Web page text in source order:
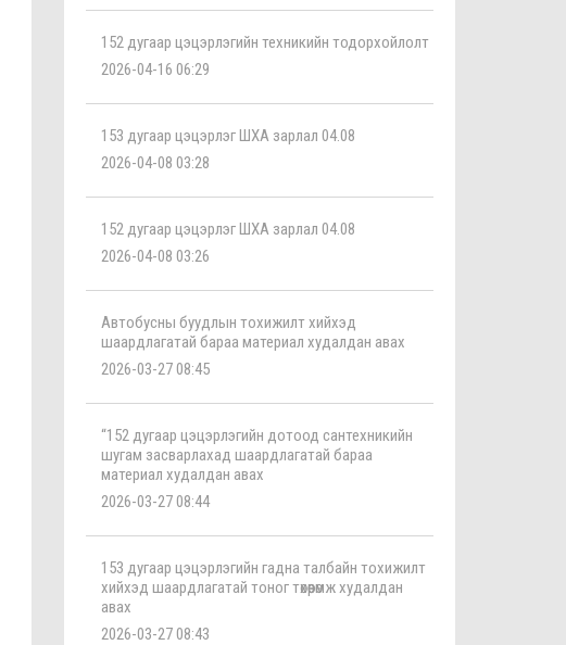
152 дугаар цэцэрлэгийн техникийн тодорхойлолт
2026-04-16 06:29
153 дугаар цэцэрлэг ШХА зарлал 04.08
2026-04-08 03:28
152 дугаар цэцэрлэг ШХА зарлал 04.08
2026-04-08 03:26
Автобусны буудлын тохижилт хийхэд
шаардлагатай бараа материал худалдан авах
2026-03-27 08:45
“152 дугаар цэцэрлэгийн дотоод сантехникийн
шугам засварлахад шаардлагатай бараа
материал худалдан авах
2026-03-27 08:44
153 дугаар цэцэрлэгийн гадна талбайн тохижилт
хийхэд шаардлагатай тоног төхөөрөмж худалдан
авах
2026-03-27 08:43